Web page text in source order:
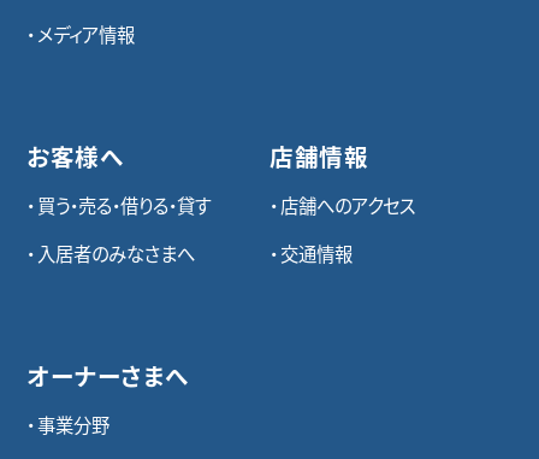
メディア情報
お客様へ
買う・売る・借りる・貸す
入居者のみなさまへ
オーナーさまへ
事業分野
店舗情報
店舗へのアクセス
交通情報